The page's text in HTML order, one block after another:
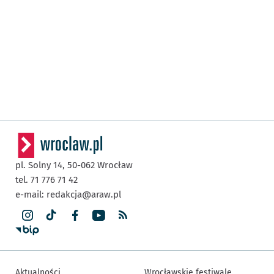
pl. Solny 14, 50-062 Wrocław
tel. 71 776 71 42
e-mail: redakcja@araw.pl